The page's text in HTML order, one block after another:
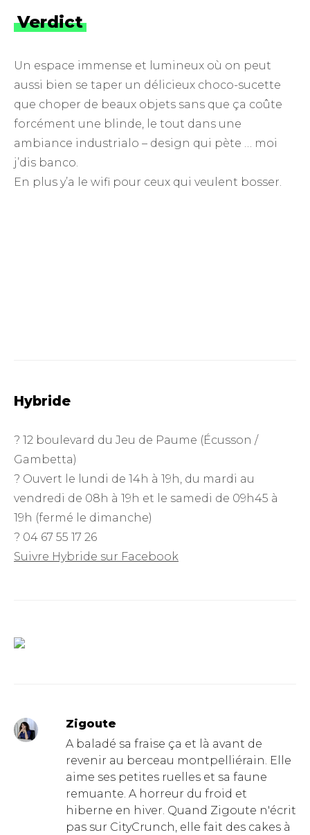
Verdict
Un espace immense et lumineux où on peut
aussi bien se taper un délicieux choco-sucette
que choper de beaux objets sans que ça coûte
forcément une blinde, le tout dans une
ambiance industrialo – design qui pète … moi
j’dis banco.
En plus y’a le wifi pour ceux qui veulent bosser.
Hybride
? 12 boulevard du Jeu de Paume (Écusson /
Gambetta)
? Ouvert le lundi de 14h à 19h, du mardi au
vendredi de 08h à 19h et le samedi de 09h45 à
19h (fermé le dimanche)
? 04 67 55 17 26
Suivre Hybride sur Facebook
Zigoute
A baladé sa fraise ça et là avant de
revenir au berceau montpelliérain. Elle
aime ses petites ruelles et sa faune
remuante. A horreur du froid et
hiberne en hiver. Quand Zigoute n'écrit
pas sur CityCrunch, elle fait des cakes à